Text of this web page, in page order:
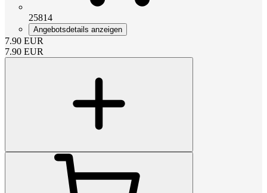
25814
Angebotsdetails anzeigen
7.90 EUR
7.90 EUR